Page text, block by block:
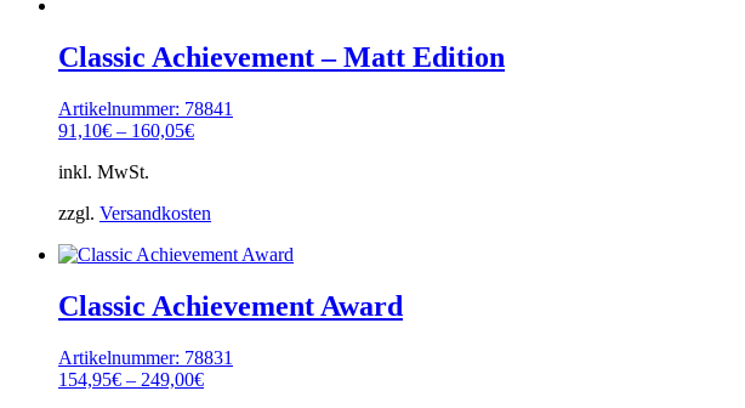
Classic Achievement – Matt Edition
Artikelnummer: 78841
91,10€ – 160,05€
inkl. MwSt.
zzgl. Versandkosten
Classic Achievement Award
Artikelnummer: 78831
154,95€ – 249,00€